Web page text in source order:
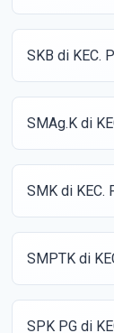
SKB di KEC.
SMAg.K di
SMK di KEC.
SMPTK di
SPK PG di